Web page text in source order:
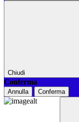
Chiudi
Conferma
Annulla Conferma